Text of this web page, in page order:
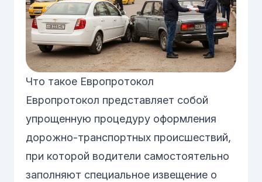
Что такое Европротокол
Европротокол представляет собой
упрощенную процедуру оформления
дорожно-транспортных происшествий,
при которой водители самостоятельно
заполняют специальное извещение о